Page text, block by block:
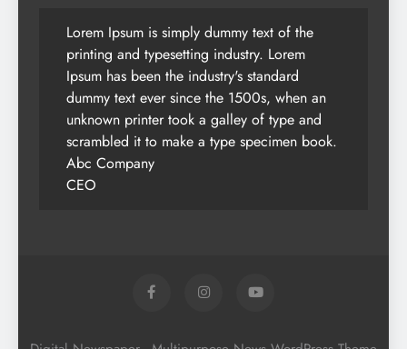
Lorem Ipsum is simply dummy text of the
printing and typesetting industry. Lorem
Ipsum has been the industry's standard
dummy text ever since the 1500s, when an
unknown printer took a galley of type and
scrambled it to make a type specimen book.
Abc Company
CEO